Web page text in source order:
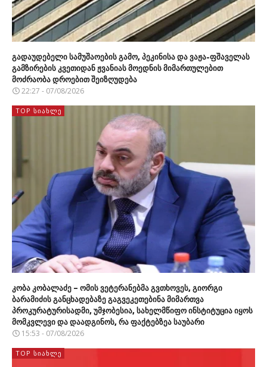
გადაუდებელი სამუშაოების გამო, პეკინისა და ვაჟა-ფშაველას
გამზირების კვეთიდან ჟვანიას მოედნის მიმართულებით
მოძრაობა დროებით შეიზღუდება
22:27 - 07/08/2026
TOP ᲡᲘᲐᲮᲚᲔ
კობა კობალაძე – ომის ვეტერანებმა გვთხოვეს, გიორგი
ბარამიძის განცხადებაზე გაგვეკეთებინა მიმართვა
პროკურატურისადმი, უმჯობესია, სახელმწიფო ინსტიტუცია იყოს
მომკვლევი და დაადგინოს, რა ფაქტებზეა საუბარი
15:53 - 07/08/2026
TOP ᲡᲘᲐᲮᲚᲔ